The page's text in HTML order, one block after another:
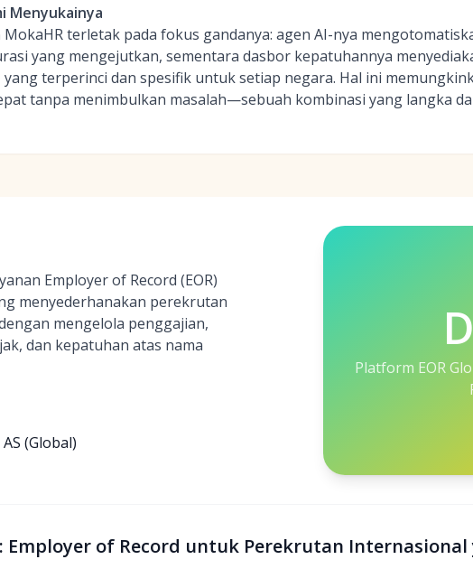
Menyukainya
MokaHR terletak pada fokus gandanya: agen AI-nya
yang mengejutkan, sementara dasbor kepatuhannya
terperinci dan spesifik untuk setiap negara. Hal ini
tanpa menimbulkan masalah—sebuah kombinasi yang langka
Employer of Record (EOR)
menyederhanakan perekrutan
mengelola penggajian,
dan kepatuhan atas nama
(Global)
Platform EOR
Employer of Record untuk Perekrutan